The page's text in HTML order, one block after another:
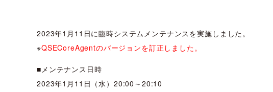
2023年1月11日に臨時システムメンテナンスを実施しました。
※QSECoreAgentのバージョンを訂正しました。
■メンテナンス日時
2023年1月11日（水）20:00～20:10